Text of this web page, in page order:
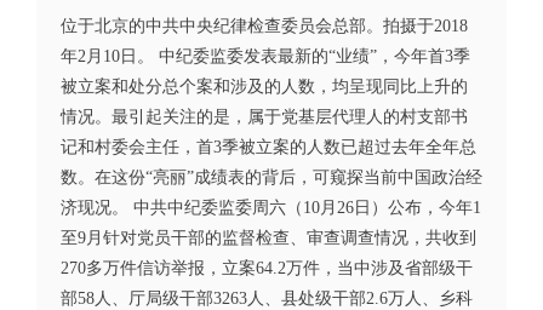
位于北京的中共中央纪律检查委员会总部。拍摄于2018
年2月10日。 中纪委监委发表最新的“业绩”，今年首3季
被立案和处分总个案和涉及的人数，均呈现同比上升的
情况。最引起关注的是，属于党基层代理人的村支部书
记和村委会主任，首3季被立案的人数已超过去年全年总
数。在这份“亮丽”成绩表的背后，可窥探当前中国政治经
济现况。 中共中纪委监委周六（10月26日）公布，今年1
至9月针对党员干部的监督检查、审查调查情况，共收到
270多万件信访举报，立案64.2万件，当中涉及省部级干
部58人、厅局级干部3263人、县处级干部2.6万人、乡科